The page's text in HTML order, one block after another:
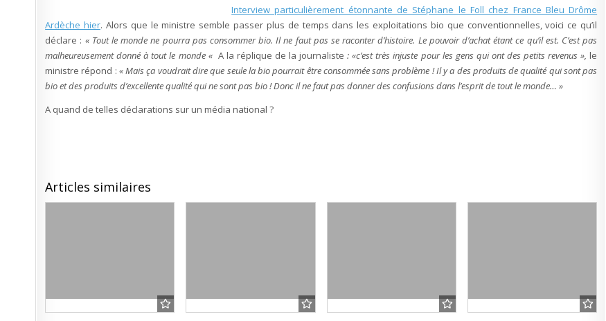
lucidité
chez
Stéphane
Le
Foll
Interview particulièrement étonnante de Stéphane le Foll chez France Bleu Drôme
Ardèche hier. Alors que le ministre semble passer plus de temps dans les exploitations bio que conventionnelles, voici ce qu’il
déclare : « Tout le monde ne pourra pas consommer bio. Il ne faut pas se raconter d’histoire. Le pouvoir d’achat étant ce qu’il est. C’est pas
malheureusement donné à tout le monde « A la réplique de la journaliste : «c’est très injuste pour les gens qui ont des petits revenus »,le
ministre répond : « Mais ça voudrait dire que seule la bio pourrait être consommée sans problème ! Il y a des produits de qualité qui sont pas
bio et des produits d’excellente qualité qui ne sont pas bio ! Donc il ne faut pas donner des confusions dans l’esprit de tout le monde… »
A quand de telles déclarations sur un média national ?
Articles similaires